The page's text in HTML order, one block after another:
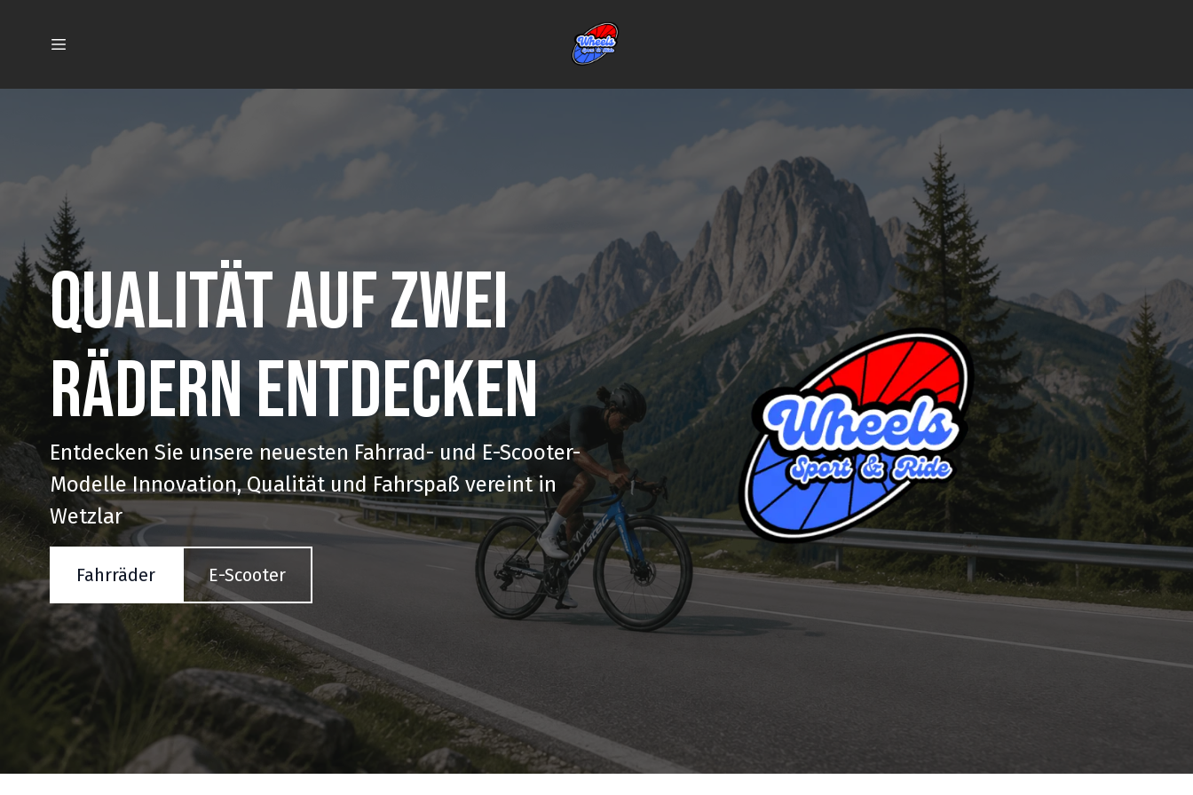
Qualität auf zwei
Rädern entdecken
Entdecken Sie unsere neuesten Fahrrad- und E-Scooter-
Modelle Innovation, Qualität und Fahrspaß vereint in
Wetzlar
Fahrräder E-Scooter